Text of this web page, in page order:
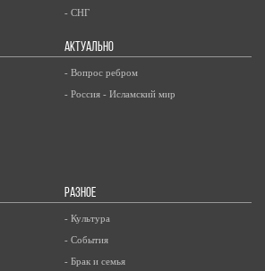
- СНГ
АКТУАЛЬНО
- Вопрос ребром
- Россия - Исламский мир
РАЗНОЕ
- Культура
- События
- Брак и семья